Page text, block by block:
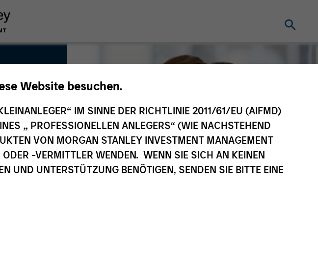
Website besuchen.
IM SINNE DER RICHTLINIE 2011/61/EU (AIFMD)
„ PROFESSIONELLEN ANLEGERS“ (WIE NACHSTEHEND
VON MORGAN STANLEY INVESTMENT MANAGEMENT
-VERMITTLER WENDEN. WENN SIE SICH AN KEINEN
UND UNTERSTÜTZUNG BENÖTIGEN, SENDEN SIE BITTE EINE